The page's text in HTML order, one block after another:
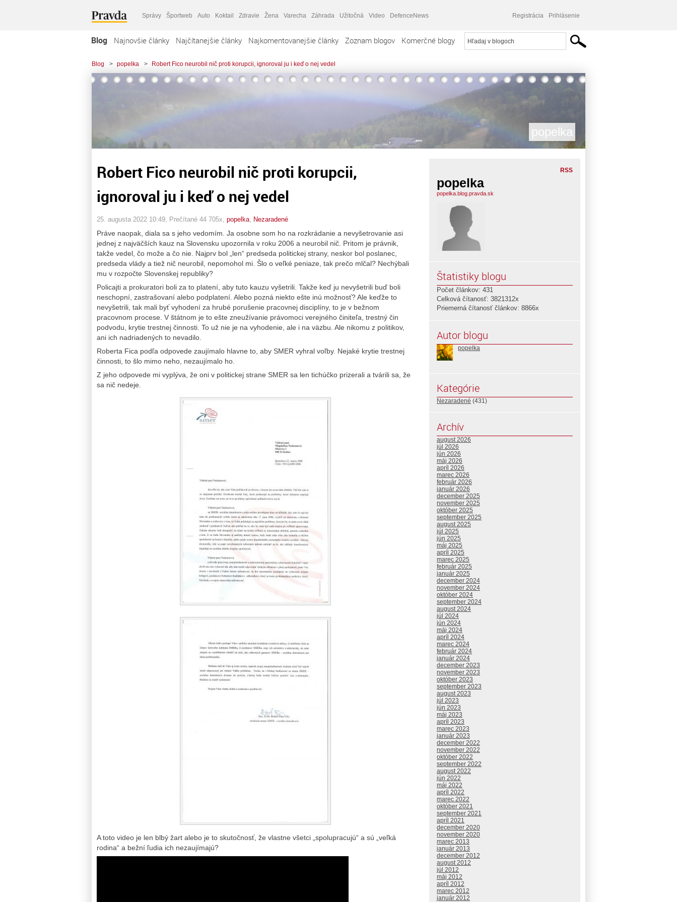
Správy Športweb Auto Koktail Zdravie Žena Varecha Záhrada Užitočná Video DefenceNews Registrácia Prihlásenie
Blog Najnovšie články Najčítanejšie články Najkomentovanejšie články Zoznam blogov Komerčné blogy
Blog > popelka > Robert Fico neurobil nič proti korupcii, ignoroval ju i keď o nej vedel
popelka
Robert Fico neurobil nič proti korupcii,
ignoroval ju i keď o nej vedel
25. augusta 2022 10:49 , Prečítané 44 705x, popelka Nezaradené
Práve naopak, diala sa s jeho vedomím. Ja osobne som ho na rozkrádanie a nevyšetrovanie asi
jednej z najväčších kauz na Slovensku upozornila v roku 2006 a neurobil nič. Pritom je právnik,
takže vedel, čo može a čo nie. Najprv bol „len“ predseda politickej strany, neskor bol poslanec,
predseda vlády a tiež nič neurobil, nepomohol mi. Šlo o veľké peniaze, tak prečo mlčal? Nechýbali
mu v rozpočte Slovenskej republiky?
Policajti a prokuratori boli za to platení, aby tuto kauzu vyšetrili. Takže keď ju nevyšetrili buď boli
neschopní, zastrašovaní alebo podplatení. Alebo pozná niekto ešte inú možnosť? Ale keďže to
nevyšetrili, tak mali byť vyhodení za hrubé porušenie pracovnej disciplíny, to je v bežnom
pracovnom procese. V štátnom je to ešte zneužívanie právomoci verejného činiteľa, trestný čin
podvodu, krytie trestnej činnosti. To už nie je na vyhodenie, ale i na väzbu. Ale nikomu z politikov,
ani ich nadriadených to nevadilo.
Roberta Fica podľa odpovede zaujímalo hlavne to, aby SMER vyhral voľby. Nejaké krytie trestnej
činnosti, to šlo mimo neho, nezaujímalo ho.
Z jeho odpovede mi vyplýva, že oni v politickej strane SMER sa len tichúčko prizerali a tvárili sa, že
sa nič nedeje.
A toto video je len blbý žart alebo je to skutočnosť, že vlastne všetci „spolupracujú“ a sú „veľká
rodina“ a bežní ľudia ich nezaujímajú?
RSS
popelka
popelka.blog.pravda.sk
Štatistiky blogu
Počet článkov: 431
Celková čítanosť: 3821312x
Priemerná čítanosť článkov: 8866x
Autor blogu
popelka
Kategórie
Nezaradené (431)
Archív
august 2026
júl 2026
jún 2026
máj 2026
apríl 2026
marec 2026
február 2026
január 2026
december 2025
november 2025
október 2025
september 2025
august 2025
júl 2025
jún 2025
máj 2025
apríl 2025
marec 2025
február 2025
január 2025
december 2024
november 2024
október 2024
september 2024
august 2024
júl 2024
jún 2024
máj 2024
apríl 2024
marec 2024
február 2024
január 2024
december 2023
november 2023
október 2023
september 2023
august 2023
júl 2023
jún 2023
máj 2023
apríl 2023
marec 2023
január 2023
december 2022
november 2022
október 2022
september 2022
august 2022
jún 2022
máj 2022
apríl 2022
marec 2022
október 2021
september 2021
apríl 2021
december 2020
november 2020
marec 2013
január 2013
december 2012
august 2012
júl 2012
máj 2012
apríl 2012
marec 2012
január 2012